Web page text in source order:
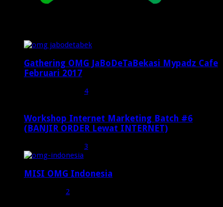
Gathering OMG JaBoDeTaBekasi Mypadz Cafe
Februari 2017
4
Workshop Internet Marketing Batch #6
(BANJIR ORDER Lewat INTERNET)
3
MISI OMG Indonesia
2